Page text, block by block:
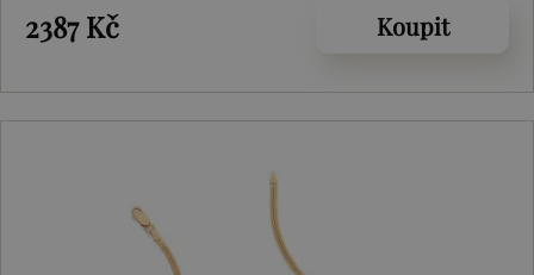
2387 Kč
Koupit